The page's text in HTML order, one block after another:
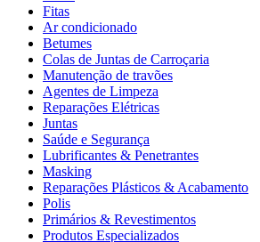
Fitas
Ar condicionado
Betumes
Colas de Juntas de Carroçaria
Manutenção de travões
Agentes de Limpeza
Reparações Elétricas
Juntas
Saúde e Segurança
Lubrificantes & Penetrantes
Masking
Reparações Plásticos & Acabamento
Polis
Primários & Revestimentos
Produtos Especializados